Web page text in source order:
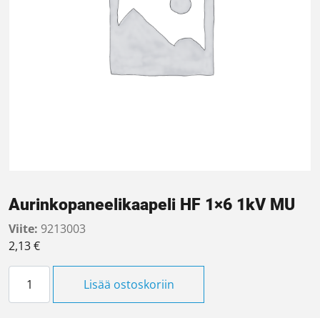
Aurinkopaneelikaapeli HF 1×6 1kV MU
Viite: 9213003
2,13€
Lisää ostoskoriin